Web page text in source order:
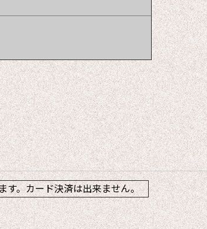
ついて】
す。カード決済は出来ません。